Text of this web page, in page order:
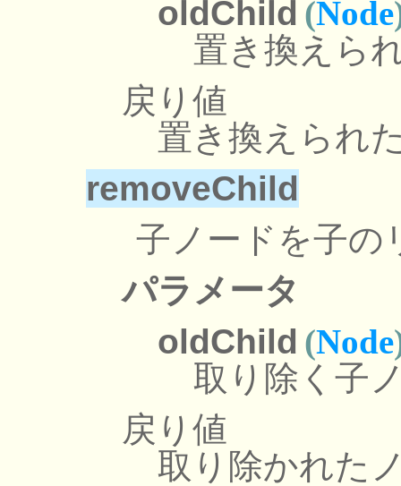
oldChild (Node
置き換えら
戻り値
置き換えられ
removeChild
子ノードを子の
パラメータ
oldChild (Node
取り除く子
戻り値
取り除かれた